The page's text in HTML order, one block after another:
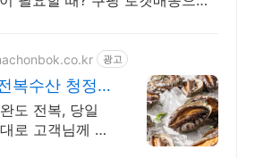
광고
복수산 청정
그대로
도 전복, 당일